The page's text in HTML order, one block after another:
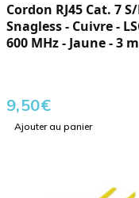
Cordon RJ45 Cat. 7 S/
Snagless - Cuivre -
600 MHz - Jaune - 3 m
9,50€
Ajouter au panier